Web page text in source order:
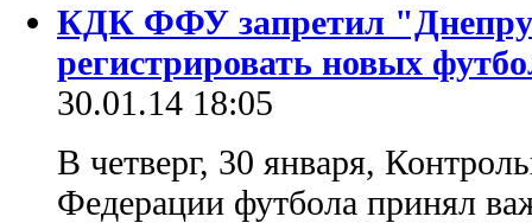
КДК ФФУ запретил
регистрировать новых
30.01.14 18:05
В четверг, 30 января,
Федерации футбола принял